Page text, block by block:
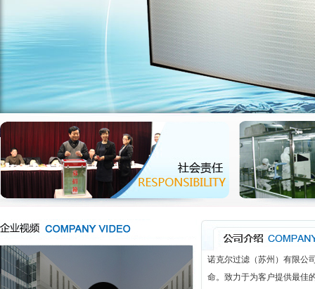
诺克尔过滤（苏州）有限公
命。致力于为客户提供最佳